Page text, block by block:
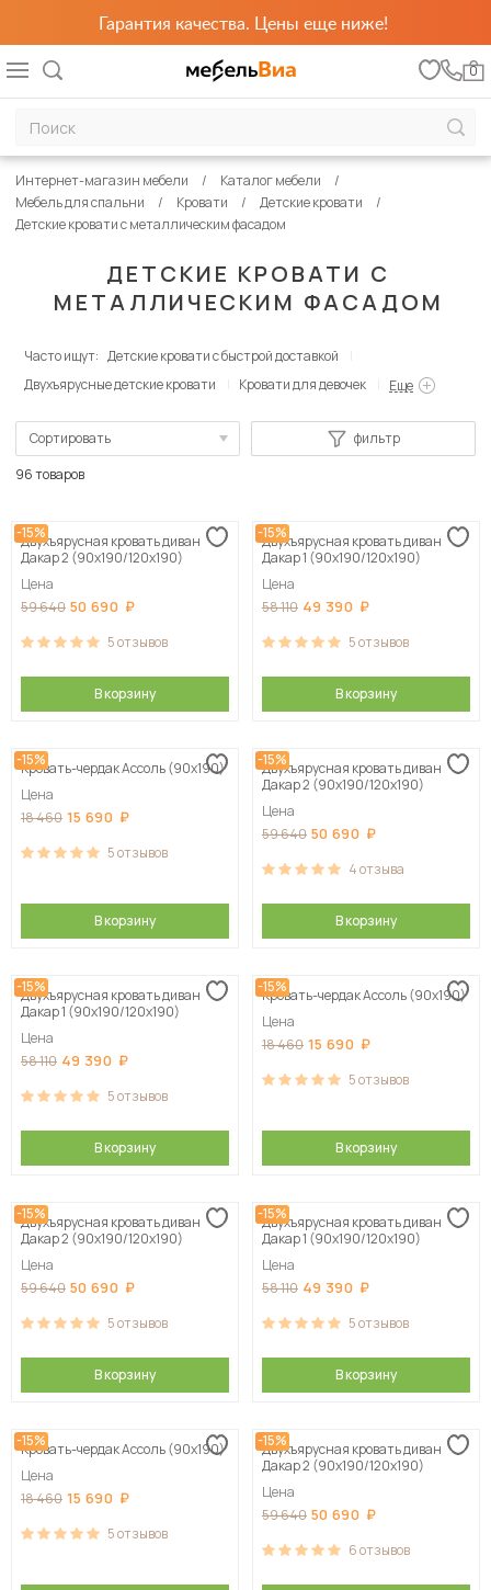
Гарантия качества. Цены еще ниже!
0
ДЕТСКИЕ КРОВАТИ С
МЕТАЛЛИЧЕСКИМ ФАСАДОМ
Интернет-магазин мебели
Каталог мебели
Мебель для спальни
Кровати
Детские кровати
Детские кровати с металлическим фасадом
Часто ищут: Детские кровати с быстрой доставкой
Двухъярусные детские кровати
Кровати для девочек Еще
Сортировать
Сначала дорогие
фильтр
96 товаров
-15%
Двухъярусная кровать диван
Дакар 2 (90х190/120х190)
Цена
59 640 50 690
5отзывов
В корзину
-15%
Двухъярусная кровать диван
Дакар 1 (90х190/120х190)
Цена
58 110 49 390
5отзывов
В корзину
-15%
Кровать-чердак Ассоль (90х190)
Цена
18 460 15 690
5отзывов
В корзину
-15%
Двухъярусная кровать диван
Дакар 2 (90х190/120х190)
Цена
59 640 50 690
4отзыва
В корзину
-15%
Двухъярусная кровать диван
Дакар 1 (90х190/120х190)
Цена
58 110 49 390
5отзывов
В корзину
-15%
Кровать-чердак Ассоль (90х190)
Цена
18 460 15 690
5отзывов
В корзину
-15%
Двухъярусная кровать диван
Дакар 2 (90х190/120х190)
Цена
59 640 50 690
5отзывов
В корзину
-15%
Двухъярусная кровать диван
Дакар 1 (90х190/120х190)
Цена
58 110 49 390
5отзывов
В корзину
-15%
Кровать-чердак Ассоль (90х190)
Цена
18 460 15 690
5отзывов
-15%
Двухъярусная кровать диван
Дакар 2 (90х190/120х190)
Цена
59 640 50 690
6отзывов